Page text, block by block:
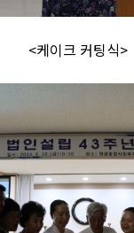
<케이크 커팅식>